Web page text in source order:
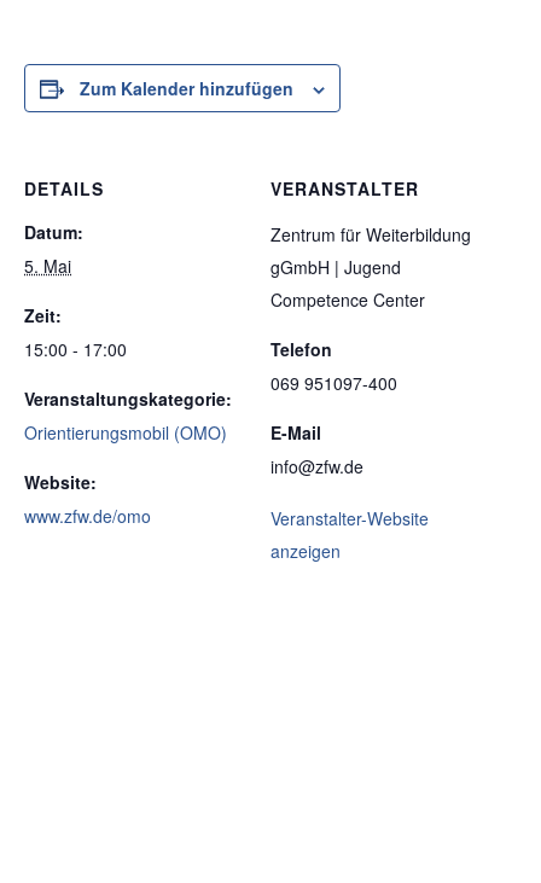
Zum Kalender hinzufügen
DETAILS
Datum:
5. Mai
Zeit:
15:00 - 17:00
Veranstaltungskategorie:
Orientierungsmobil (OMO)
Website:
www.zfw.de/omo
VERANSTALTER
Zentrum für Weiterbildung
gGmbH | Jugend
Competence Center
Telefon
069 951097-400
E-Mail
info@zfw.de
Veranstalter-Website
anzeigen